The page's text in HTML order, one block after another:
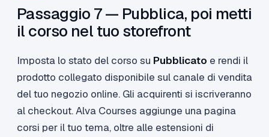
Passaggio 7 — Pubblica, poi metti
il corso nel tuo storefront
Imposta lo stato del corso su Pubblicato e rendi il
prodotto collegato disponibile sul canale di vendita
del tuo negozio online. Gli acquirenti si iscriveranno
al checkout. Alva Courses aggiunge una pagina
corsi per il tuo tema, oltre alle estensioni di